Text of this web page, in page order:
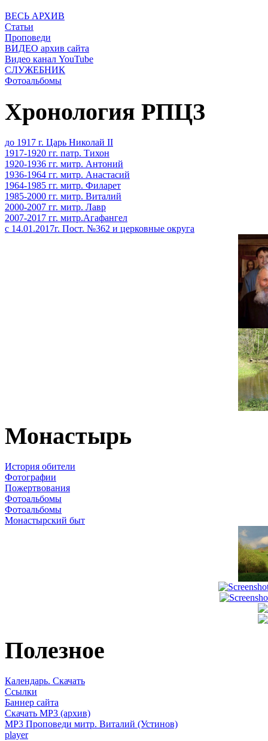
ВЕСЬ АРХИВ
Статьи
Проповеди
ВИДЕО архив сайта
Видео канал YouTube
СЛУЖЕБНИК
Фотоальбомы
Хронология РПЦЗ
до 1917 г. Царь Николай II
1917-1920 гг. патр. Тихон
1920-1936 гг. митр. Антоний
1936-1964 гг. митр. Анастасий
1964-1985 гг. митр. Филарет
1985-2000 гг. митр. Виталий
2000-2007 гг. митр. Лавр
2007-2017 гг. митр.Агафангел
с 14.01.2017г. Пост. №362 и церковные округа
Монастырь
История обители
Фотографии
Пожертвования
Фотоальбомы
Фотоальбомы
Монастырский быт
Полезное
Календарь. Скачать
Ссылки
Баннер сайта
Скачать MP3 (архив)
MP3 Проповеди митр. Виталий (Устинов)
player